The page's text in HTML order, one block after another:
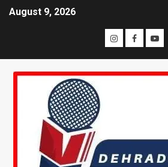
August 9, 2026